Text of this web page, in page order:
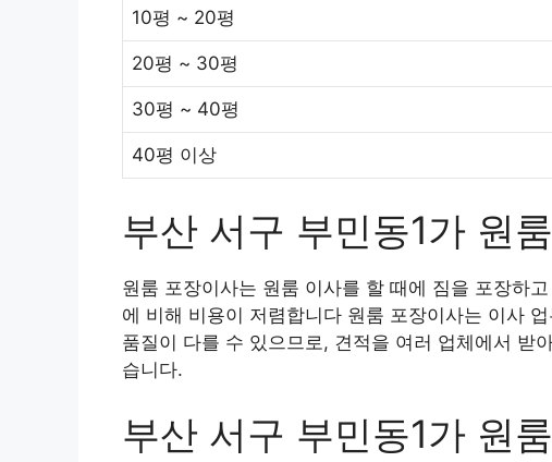
10평 ~ 20평
20평 ~ 30평
30평 ~ 40평
40평 이상
부산 서구 부민동1가 원
원룸 포장이사는 원룸 이사를 할 때에 짐을 포장하
에 비해 비용이 저렴합니다 원룸 포장이사는 이사
품질이 다를 수 있으므로, 견적을 여러 업체에서 받
습니다.
부산 서구 부민동1가 원